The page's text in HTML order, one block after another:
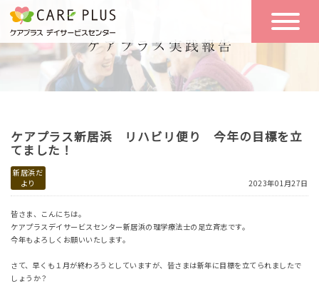
こんな方に
おすすめ
一日の流れ
一日体験
空き状況
ケアプラス新居浜 リハビリ便り 今年の目標を立
てました！
新居浜だ
より
2023年01月27日
皆さま、こんにちは。
ケアプラスデイサービスセンター新居浜の理学療法士の足立斉志です。
今年もよろしくお願いいたします。
さて、早くも１月が終わろうとしていますが、皆さまは新年に目標を立てられましたで
しょうか？